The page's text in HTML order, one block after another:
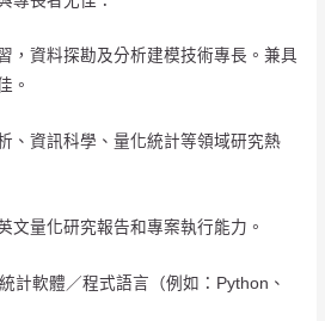
，資料探勘及分析建模技術專長。兼具
。
、資訊科學、量化統計等領域研究熱
文量化研究報告和專案執行能力。
計軟體／程式語言（例如：Python、